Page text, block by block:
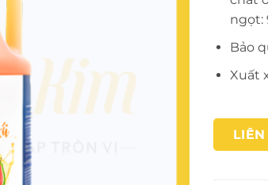
ngọt:
Bảo
Xuất